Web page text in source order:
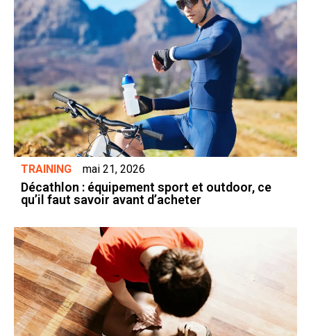
TRAINING mai 21, 2026
Décathlon : équipement sport et outdoor, ce
qu’il faut savoir avant d’acheter